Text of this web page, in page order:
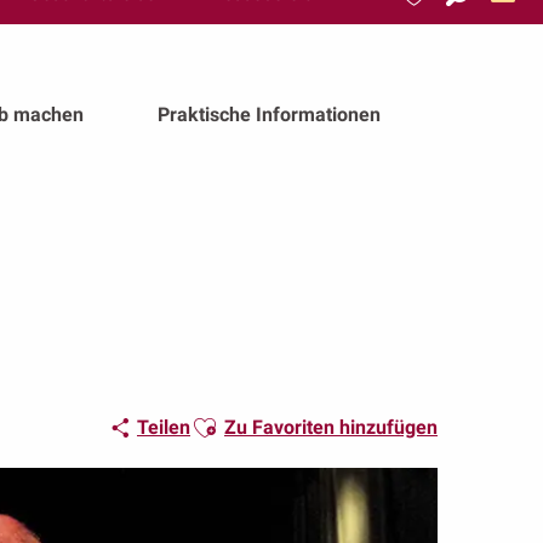
Suche
machen Praktische Informationen
TeilenAjouter aux favoris
Zu Favoriten hinzufügen